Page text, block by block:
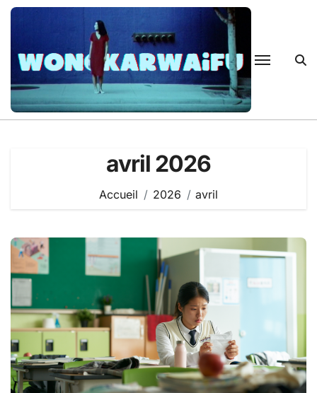
Passer
avril 2026
Accueil 2026 avril